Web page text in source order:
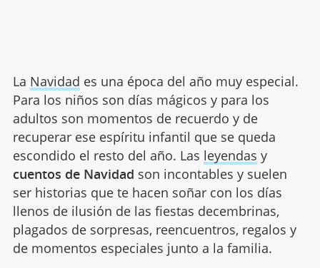
La Navidad es una época del año muy especial.
Para los niños son días mágicos y para los
adultos son momentos de recuerdo y de
recuperar ese espíritu infantil que se queda
escondido el resto del año. Las leyendas y
cuentos de Navidad son incontables y suelen
ser historias que te hacen soñar con los días
llenos de ilusión de las fiestas decembrinas,
plagados de sorpresas, reencuentros, regalos y
de momentos especiales junto a la familia.